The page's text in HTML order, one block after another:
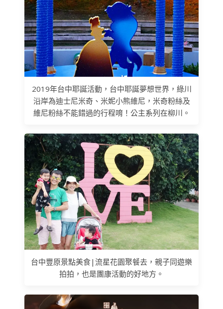
2019年台中耶誕活動，台中耶誕夢想世界，綠川
沿岸為迪士尼米奇、米妮小熊維尼，米奇粉絲及
維尼粉絲不能錯過的行程唷！公主系列在柳川。
台中豐原景點美食|流星花園聚餐去，親子同遊樂
拍拍，也是團康活動的好地方。